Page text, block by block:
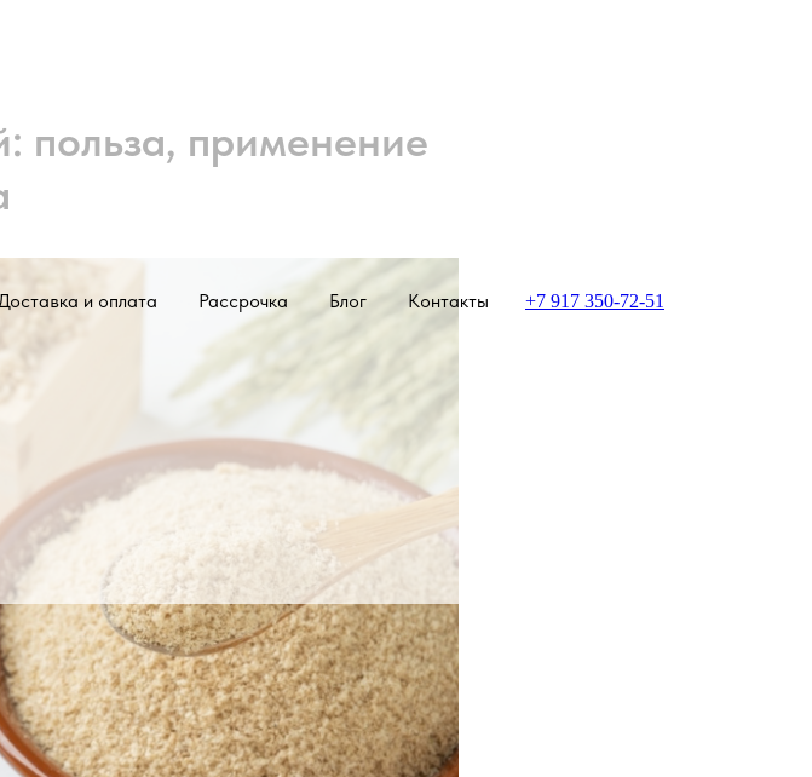
и оплата Рассрочка Блог Контакты +7 917 350-72-51
польза, применение